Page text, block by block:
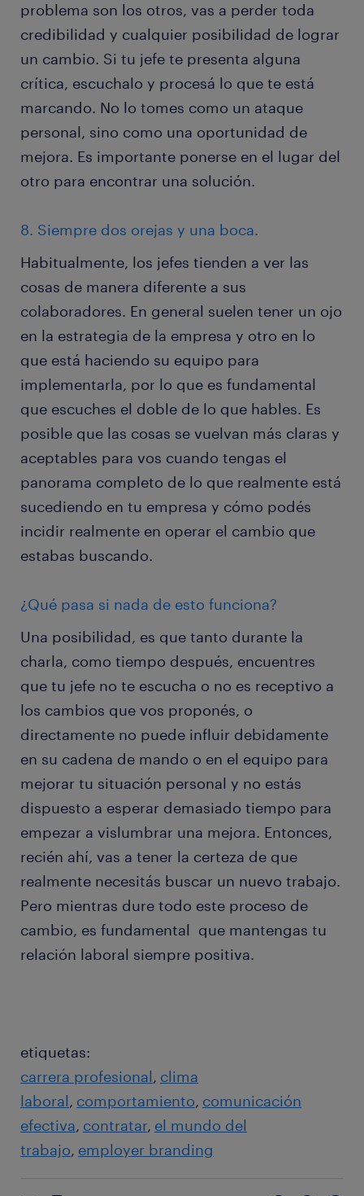
problema son los otros, vas a perder toda
credibilidad y cualquier posibilidad de lograr
un cambio. Si tu jefe te presenta alguna
crítica, escuchalo y procesá lo que te está
marcando. No lo tomes como un ataque
personal, sino como una oportunidad de
mejora. Es importante ponerse en el lugar del
otro para encontrar una solución.
8. Siempre dos orejas y una boca.
Habitualmente, los jefes tienden a ver las
cosas de manera diferente a sus
colaboradores. En general suelen tener un ojo
en la estrategia de la empresa y otro en lo
que está haciendo su equipo para
implementarla, por lo que es fundamental
que escuches el doble de lo que hables. Es
posible que las cosas se vuelvan más claras y
aceptables para vos cuando tengas el
panorama completo de lo que realmente está
sucediendo en tu empresa y cómo podés
incidir realmente en operar el cambio que
estabas buscando.
¿Qué pasa si nada de esto funciona?
Una posibilidad, es que tanto durante la
charla, como tiempo después, encuentres
que tu jefe no te escucha o no es receptivo a
los cambios que vos proponés, o
directamente no puede influir debidamente
en su cadena de mando o en el equipo para
mejorar tu situación personal y no estás
dispuesto a esperar demasiado tiempo para
empezar a vislumbrar una mejora. Entonces,
recién ahí, vas a tener la certeza de que
realmente necesitás buscar un nuevo trabajo.
Pero mientras dure todo este proceso de
cambio, es fundamental que mantengas tu
relación laboral siempre positiva.
etiquetas:
carrera profesional clima
laboral comportamiento comunicación
efectiva contratar el mundo del
trabajo employer branding